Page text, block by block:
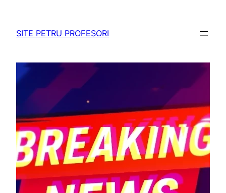
conținut
SITE PETRU PROFESORI